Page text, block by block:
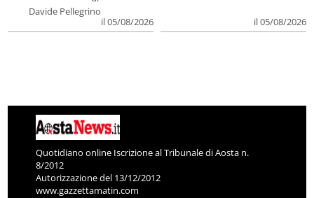
Davide Pellegrino
il 05/08/2026
il 05/08/2026
Quotidiano online Iscrizione al Tribunale di Aosta n.
8/2012
Autorizzazione del 13/12/2012
www.gazzettamatin.com